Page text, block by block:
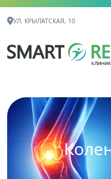
Контактная
УЛ. КРЫЛАТСКАЯ, 10